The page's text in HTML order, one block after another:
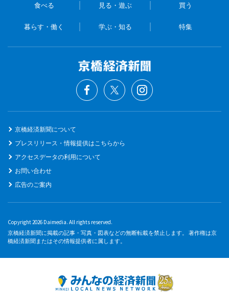
食べる 見る・遊ぶ 買う
暮らす・働く 学ぶ・知る 特集
京橋経済新聞について
プレスリリース・情報提供はこちらから
アクセスデータの利用について
お問い合わせ
広告のご案内
Copyright 2026 Daimedia. All rights reserved.
京橋経済新聞に掲載の記事・写真・図表などの無断転載を禁止します。 著作権は京
橋経済新聞またはその情報提供者に属します。